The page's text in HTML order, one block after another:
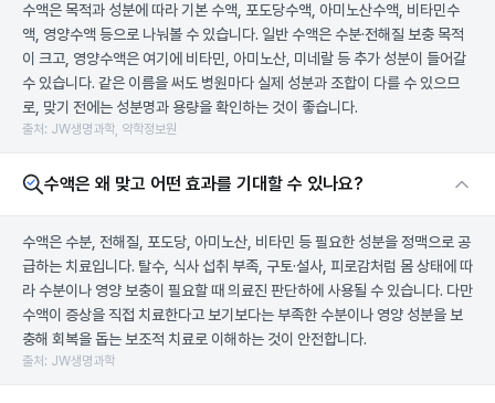
수액은 목적과 성분에 따라 기본 수액, 포도당수액, 아미노산수액, 비타민수
액, 영양수액 등으로 나눠볼 수 있습니다. 일반 수액은 수분·전해질 보충 목적
이 크고, 영양수액은 여기에 비타민, 아미노산, 미네랄 등 추가 성분이 들어갈
수 있습니다. 같은 이름을 써도 병원마다 실제 성분과 조합이 다를 수 있으므
로, 맞기 전에는 성분명과 용량을 확인하는 것이 좋습니다.
출처: JW생명과학, 약학정보원
수액은 왜 맞고 어떤 효과를 기대할 수 있나요?
수액은 수분, 전해질, 포도당, 아미노산, 비타민 등 필요한 성분을 정맥으로 공
급하는 치료입니다. 탈수, 식사 섭취 부족, 구토·설사, 피로감처럼 몸 상태에 따
라 수분이나 영양 보충이 필요할 때 의료진 판단하에 사용될 수 있습니다. 다만
수액이 증상을 직접 치료한다고 보기보다는 부족한 수분이나 영양 성분을 보
충해 회복을 돕는 보조적 치료로 이해하는 것이 안전합니다.
출처: JW생명과학